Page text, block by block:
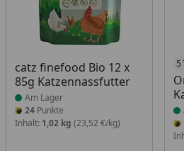
catz finefood Bio 12 x
85g Katzennassfutter
Produkt am Lager
Am Lager
24 Punkte
Inhalt: 1,02 kg (23,52 €/kg)
5